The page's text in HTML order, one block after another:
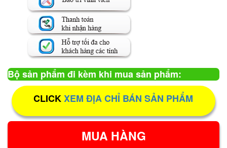
Bộ sản phẩm đi kèm khi mua sản phẩm:
CLICKXEM ĐỊA CHỈ BÁN SẢN PHẨM